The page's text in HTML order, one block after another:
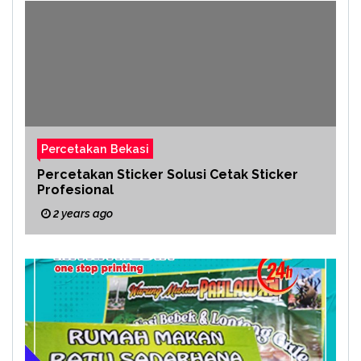
Percetakan Bekasi
Percetakan Sticker Solusi Cetak Sticker
Profesional
2 years ago